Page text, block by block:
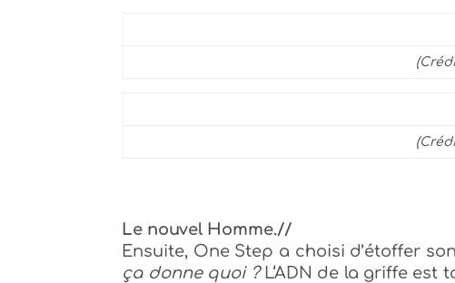
Le nouvel Homme.//
Ensuite, One Step a choisi d’étoffer
ça donne quoi ? L‘ADN de la griffe est